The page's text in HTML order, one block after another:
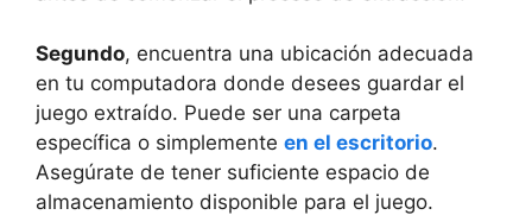
Segundo, encuentra una ubicación adecuada
en⁣ tu computadora donde desees guardar el
‍juego ⁤extraído. Puede ser una⁤ carpeta
específica o simplemente en el escritorio.
⁣Asegúrate de tener suficiente ‌espacio⁤ de
almacenamiento disponible para el juego.